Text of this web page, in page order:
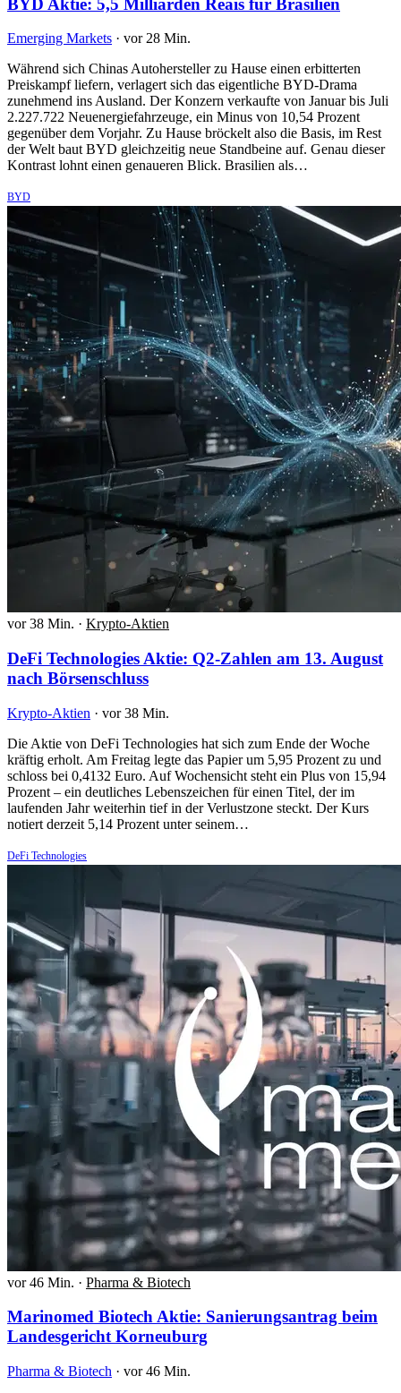
Emerging Markets · vor 28 Min.
Während sich Chinas Autohersteller zu Hause einen erbitterten
Preiskampf liefern, verlagert sich das eigentliche BYD-Drama
zunehmend ins Ausland. Der Konzern verkaufte von Januar bis Juli
2.227.722 Neuenergiefahrzeuge, ein Minus von 10,54 Prozent
gegenüber dem Vorjahr. Zu Hause bröckelt also die Basis, im Rest
der Welt baut BYD gleichzeitig neue Standbeine auf. Genau dieser
Kontrast lohnt einen genaueren Blick. Brasilien als…
BYD
vor 38 Min. · Krypto-Aktien
DeFi Technologies Aktie: Q2-Zahlen am 13. August
nach Börsenschluss
Krypto-Aktien · vor 38 Min.
Die Aktie von DeFi Technologies hat sich zum Ende der Woche
kräftig erholt. Am Freitag legte das Papier um 5,95 Prozent zu und
schloss bei 0,4132 Euro. Auf Wochensicht steht ein Plus von 15,94
Prozent – ein deutliches Lebenszeichen für einen Titel, der im
laufenden Jahr weiterhin tief in der Verlustzone steckt. Der Kurs
notiert derzeit 5,14 Prozent unter seinem…
DeFi Technologies
vor 46 Min. · Pharma & Biotech
Marinomed Biotech Aktie: Sanierungsantrag beim
Landesgericht Korneuburg
Pharma & Biotech · vor 46 Min.